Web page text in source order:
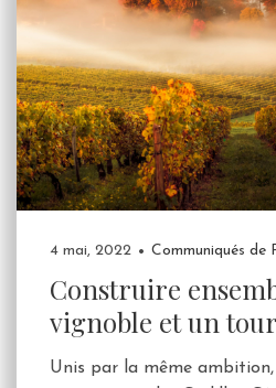
4 mai, 2022 Communiqués de
Construire
vignoble et un
Unis par la même